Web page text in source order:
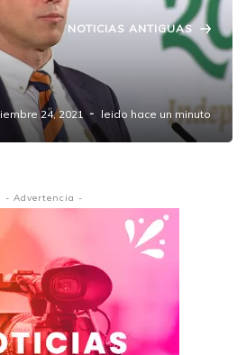
NOTICIAS ANTIGUAS
la vacunación en menores
con enfermedades crónicas
24, 2021 leido hace un minuto
- Advertencia -